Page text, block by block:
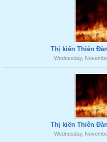
Thị kiến Thiên
Wednesday,
Thị kiến Thiên
Wednesday,